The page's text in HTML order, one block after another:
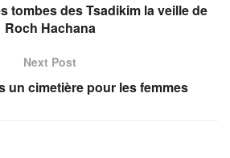
tombes des Tsadikim la veille de
Roch Hachana
Next Post
un cimetière pour les femmes